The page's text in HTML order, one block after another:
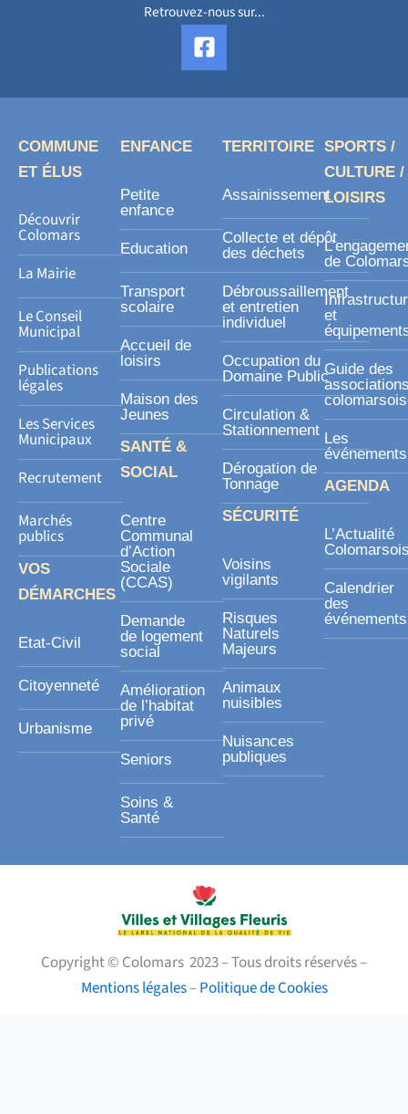
Retrouvez-nous sur...
F
a
c
e
s
r
COMMUNE
ET ÉLUS
Découvrir
Colomars
La Mairie
Le Conseil
Municipal
Publications
légales
Les Services
Municipaux
Recrutement
Marchés
publics
VOS
DÉMARCHES
Etat-Civil
Citoyenneté
Urbanisme
ENFANCE
Petite
enfance
Education
Transport
scolaire
Accueil de
loisirs
Maison des
Jeunes
SANTÉ &
SOCIAL
Centre
Communal
d’Action
Sociale
(CCAS)
Demande
de logement
social
Amélioration
de l’habitat
privé
Seniors
Soins &
Santé
TERRITOIRE
Assainissement
Collecte et dépôt
des déchets
Débroussaillement
et entretien
individuel
Occupation du
Domaine Public
Circulation &
Stationnement
Dérogation de
Tonnage
SÉCURITÉ
Voisins
vigilants
Risques
Naturels
Majeurs
Animaux
nuisibles
Nuisances
publiques
SPORTS /
CULTURE /
LOISIRS
de
et
Guide des
Les
événements
AGENDA
L’Actualité
Calendrier
des
événements
Copyright © Colomars 2023 – Tous droits réservés –
Mentions légales–Politique de Cookies